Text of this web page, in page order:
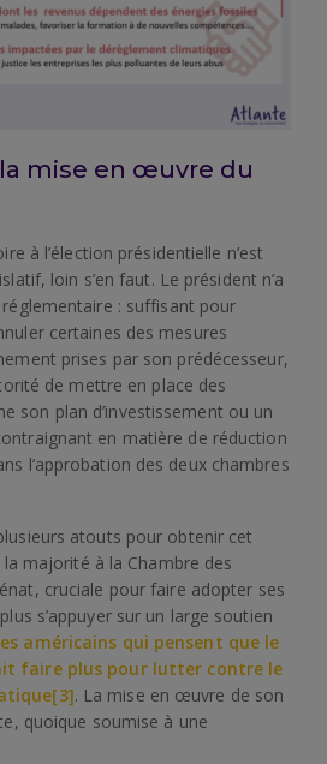
mise en œuvre du
à l’élection présidentielle n’est
loin s’en faut. Le président n’a
: suffisant pour
certaines des mesures
prises par son prédécesseur,
de mettre en place des
son plan d’investissement ou un
en matière de réduction
l’approbation des deux chambres
atouts pour obtenir cet
majorité à la Chambre des
cruciale pour faire adopter ses
s’appuyer sur un large soutien
américains qui pensent que le
faire plus pour lutter contre le
[3]. La mise en œuvre de son
quoique soumise à une